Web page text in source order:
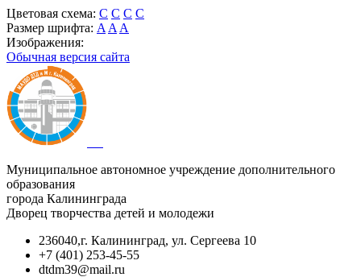
Цветовая схема: C C C C
Размер шрифта: A A A
Изображения:
Обычная версия сайта
Муниципальное автономное учреждение дополнительного
образования
города Калининграда
Дворец творчества детей и молодежи
236040,г. Калининград, ул. Сергеева 10
+7 (401) 253-45-55
dtdm39@mail.ru